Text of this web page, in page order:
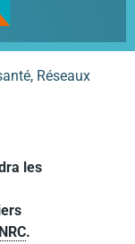
, Réseaux
les
.